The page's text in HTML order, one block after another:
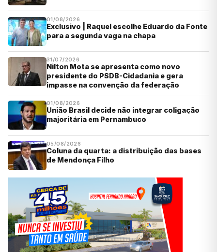
01/08/2026
Exclusivo | Raquel escolhe Eduardo da Fonte
para a segunda vaga na chapa
31/07/2026
Nilton Mota se apresenta como novo
presidente do PSDB-Cidadania e gera
impasse na convenção da federação
01/08/2026
União Brasil decide não integrar coligação
majoritária em Pernambuco
05/08/2026
Coluna da quarta: a distribuição das bases
de Mendonça Filho